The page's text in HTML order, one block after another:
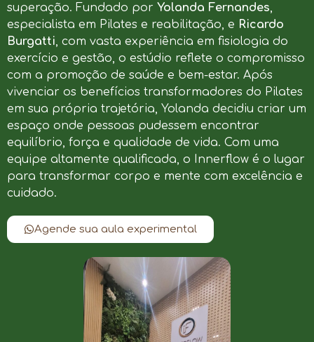
superação. Fundado por Yolanda Fernandes,
especialista em Pilates e reabilitação, e Ricardo
Burgatti, com vasta experiência em fisiologia do
exercício e gestão, o estúdio reflete o compromisso
com a promoção de saúde e bem-estar. Após
vivenciar os benefícios transformadores do Pilates
em sua própria trajetória, Yolanda decidiu criar um
espaço onde pessoas pudessem encontrar
equilíbrio, força e qualidade de vida. Com uma
equipe altamente qualificada, o Innerflow é o lugar
para transformar corpo e mente com excelência e
cuidado.
Agende sua aula experimental